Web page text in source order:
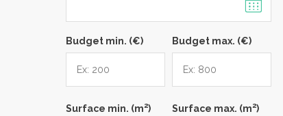
Budget min. (€) Budget max. (€)
Surface min. (m2) Surface max. (m2)